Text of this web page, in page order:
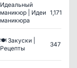
Идеальный
маникюр | Идеи
маникюра
1,171
🍽️ Закуски |
Рецепты
347